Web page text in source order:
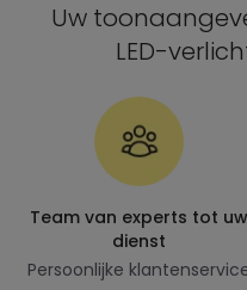
Uw
LED-
Team van experts tot uw
dienst
Persoonlijke